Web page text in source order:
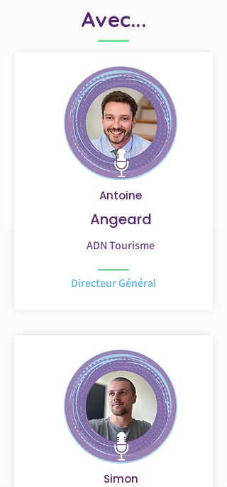
Avec...
Antoine
Angeard
ADN Tourisme
Directeur Général
Simon